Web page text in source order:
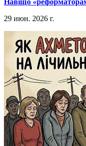
29 июн. 2026 г.